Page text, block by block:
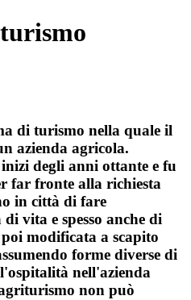
di turismo nella quale il
azienda agricola.
degli anni ottante e fu
far fronte alla richiesta
in città di fare
vita e spesso anche di
modificata a scapito
forme diverse di
nell'azienda
non può